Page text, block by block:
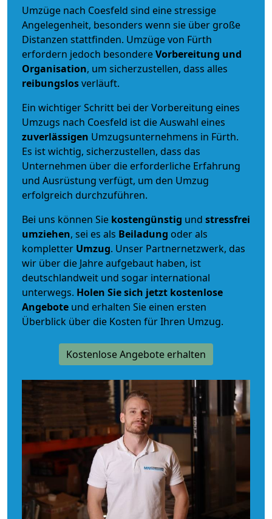
Umzüge nach Coesfeld sind eine stressige
Angelegenheit, besonders wenn sie über große
Distanzen stattfinden. Umzüge von Fürth
erfordern jedoch besondereVorbereitung und
Organisation, um sicherzustellen, dass alles
reibungslosverläuft.
Ein wichtiger Schritt bei der Vorbereitung eines
Umzugs nach Coesfeld ist die Auswahl eines
zuverlässigen Umzugsunternehmens in Fürth.
Es ist wichtig, sicherzustellen, dass das
Unternehmen über die erforderliche Erfahrung
und Ausrüstung verfügt, um den Umzug
erfolgreich durchzuführen.
Bei uns können Sie kostengünstig und stressfrei
umziehen, sei es als Beiladung oder als
kompletter Umzug. Unser Partnernetzwerk, das
wir über die Jahre aufgebaut haben, ist
deutschlandweit und sogar international
unterwegs. Holen Sie sich jetzt kostenlose
Angebote und erhalten Sie einen ersten
Überblick über die Kosten für Ihren Umzug.
Kostenlose Angebote erhalten